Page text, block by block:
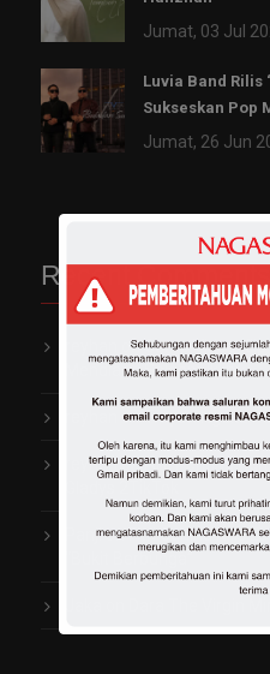
Jumat, 03 Jul
Luvia Band Rilis
Sukseskan Pop
Jumat, 26 Jun
Recent Comments
onGarap Video
Mendiang Saleem Iklim
onTrayen Ngaku
reyhanonArti Penting
PanjionFitri Carlina Rilis
“Bukit Berbunga”